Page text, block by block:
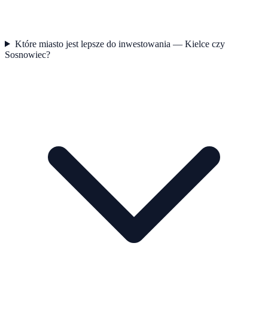
Które miasto jest lepsze do inwestowania — Kielce czy
Sosnowiec?